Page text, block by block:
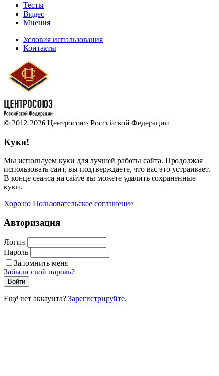
Тесты
Видео
Мнения
Условия использования
Контакты
© 2012-2026 Центросоюз Российской Федерации
Куки!
Мы используем куки для лучшей работы сайта. Продолжая
использовать сайт, вы подтверждаете, что вас это устраивает.
В конце сеанса на сайте вы можете удалить сохраненные
куки.
Хорошо Пользовательское соглашение
Авторизация
Логин
Пароль
Запомнить меня
Забыли свой пароль?
Войти
Ещё нет аккаунта? Зарегистрируйте.